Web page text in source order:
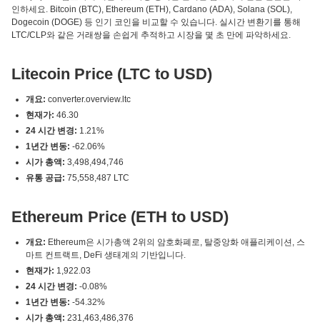
인하세요. Bitcoin (BTC), Ethereum (ETH), Cardano (ADA), Solana (SOL),
Dogecoin (DOGE) 등 인기 코인을 비교할 수 있습니다. 실시간 변환기를 통해
LTC/CLP와 같은 거래쌍을 손쉽게 추적하고 시장을 몇 초 만에 파악하세요.
Litecoin Price (LTC to USD)
개요: converter.overview.ltc
현재가: 46.30
24 시간 변경: 1.21%
1년간 변동: -62.06%
시가 총액: 3,498,494,746
유통 공급: 75,558,487 LTC
Ethereum Price (ETH to USD)
개요: Ethereum은 시가총액 2위의 암호화폐로, 탈중앙화 애플리케이션, 스
마트 컨트랙트, DeFi 생태계의 기반입니다.
현재가: 1,922.03
24 시간 변경: -0.08%
1년간 변동: -54.32%
시가 총액: 231,463,486,376